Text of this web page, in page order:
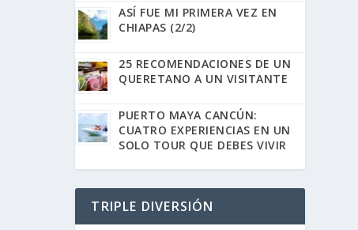
ASÍ FUE MI PRIMERA VEZ EN
CHIAPAS (2/2)
25 RECOMENDACIONES DE UN
QUERETANO A UN VISITANTE
PUERTO MAYA CANCÚN:
CUATRO EXPERIENCIAS EN UN
SOLO TOUR QUE DEBES VIVIR
TRIPLE DIVERSIÓN